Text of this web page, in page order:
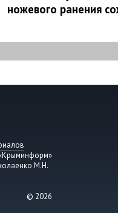
ножевого ранения
М.Н.
© 2026